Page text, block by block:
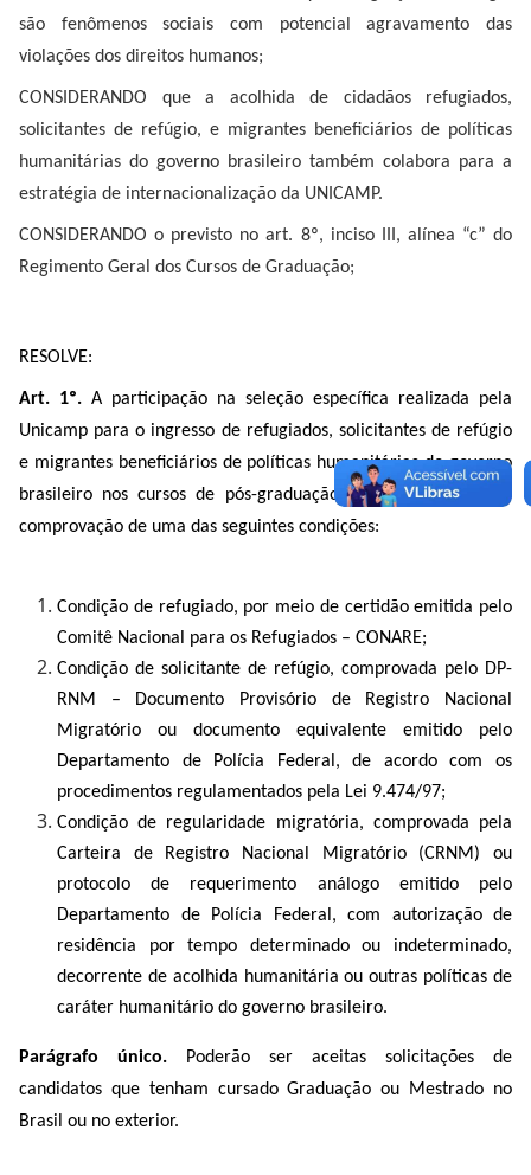
são fenômenos sociais com potencial agravamento das
violações dos direitos humanos;
CONSIDERANDO que a acolhida de cidadãos refugiados,
solicitantes de refúgio, e migrantes beneficiários de políticas
humanitárias do governo brasileiro também colabora para a
estratégia de internacionalização da UNICAMP.
CONSIDERANDO o previsto no art. 8º, inciso III, alínea “c” do
Regimento Geral dos Cursos de Graduação;
RESOLVE:
Art. 1º. A participação na seleção específica realizada pela
Unicamp para o ingresso de refugiados, solicitantes de refúgio
e migrantes beneficiários de políticas humanitárias do governo
brasileiro nos cursos de pós-graduação será condicionada à
comprovação de uma das seguintes condições:
Condição de refugiado, por meio de certidão emitida pelo
Comitê Nacional para os Refugiados – CONARE;
Condição de solicitante de refúgio, comprovada pelo DP-
RNM – Documento Provisório de Registro Nacional
Migratório ou documento equivalente emitido pelo
Departamento de Polícia Federal, de acordo com os
procedimentos regulamentados pela Lei 9.474/97;
Condição de regularidade migratória, comprovada pela
Carteira de Registro Nacional Migratório (CRNM) ou
protocolo de requerimento análogo emitido pelo
Departamento de Polícia Federal, com autorização de
residência por tempo determinado ou indeterminado,
decorrente de acolhida humanitária ou outras políticas de
caráter humanitário do governo brasileiro.
Parágrafo único.
Poderão ser aceitas solicitações de
candidatos que tenham cursado Graduação ou Mestrado no
Brasil ou no exterior.